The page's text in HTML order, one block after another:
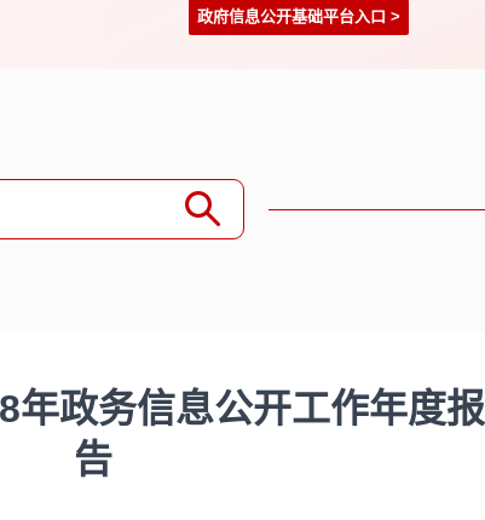
政府信息公开基础平台入口 >
年政务信息公开工作年度报
告